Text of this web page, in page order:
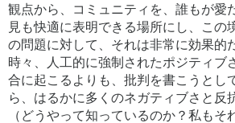
観点から、コミュニティを、誰もが愛
見も快適に表明できる場所にし、この
の問題に対して、それは非常に効果的
時々、人工的に強制されたポジティブ
合に起こるよりも、批判を書こうとし
ら、はるかに多くのネガティブさと反
（どうやって知っているのか？私もそ